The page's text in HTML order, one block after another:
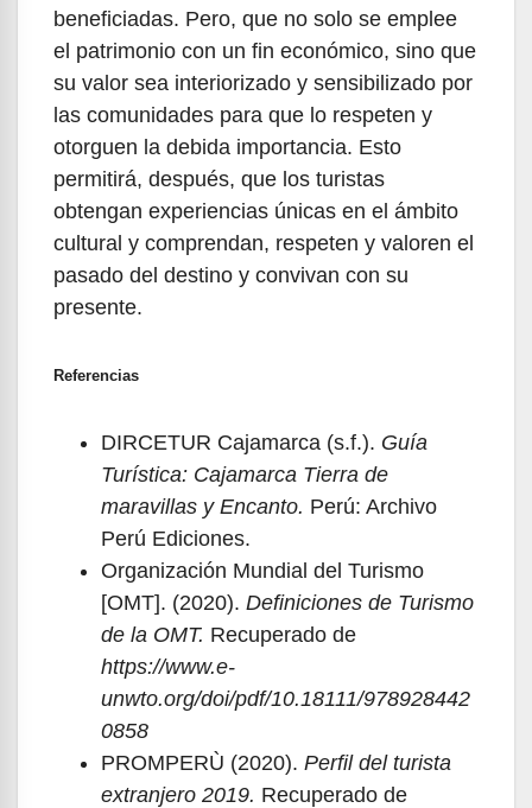
beneficiadas. Pero, que no solo se emplee
el patrimonio con un fin económico, sino que
su valor sea interiorizado y sensibilizado por
las comunidades para que lo respeten y
otorguen la debida importancia. Esto
permitirá, después, que los turistas
obtengan experiencias únicas en el ámbito
cultural y comprendan, respeten y valoren el
pasado del destino y convivan con su
presente.
Referencias
DIRCETUR Cajamarca (s.f.). Guía
Turística: Cajamarca Tierra de
maravillas y Encanto. Perú: Archivo
Perú Ediciones.
Organización Mundial del Turismo
[OMT]. (2020). Definiciones de Turismo
de la OMT. Recuperado de
https://www.e-
unwto.org/doi/pdf/10.18111/978928442
0858
PROMPERÙ (2020). Perfil del turista
extranjero 2019. Recuperado de